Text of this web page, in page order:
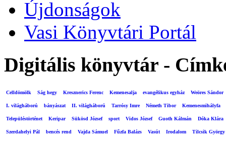
Újdonságok
Vasi Könyvtári Portál
Digitális könyvtár -
Celldömölk Ság hegy Kresznerics Ferenc Kemenesalja evangélikus egyház Weöres Sándor
I. világháború bányászat II. világháború Tarrósy Imre Németh Tibor Kemenesmihályfa
Településtörténet Keripar Sükösd József sport Vidos József Guoth Kálmán Dóka Klára
Szerdahelyi Pál bencés rend Vajda Sámuel Fűzfa Balázs Vasút Irodalom Tilcsik György